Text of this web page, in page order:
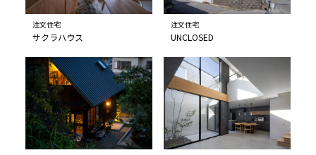
注文住宅
サクラハウス
注文住宅
UNCLOSED